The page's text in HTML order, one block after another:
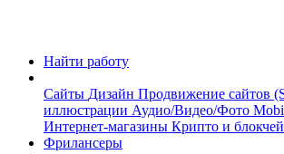
Найти работу
Сайты Дизайн Продвижение сайтов
иллюстрации Аудио/Видео/Фото
Интернет-магазины Крипто и
Фрилансеры